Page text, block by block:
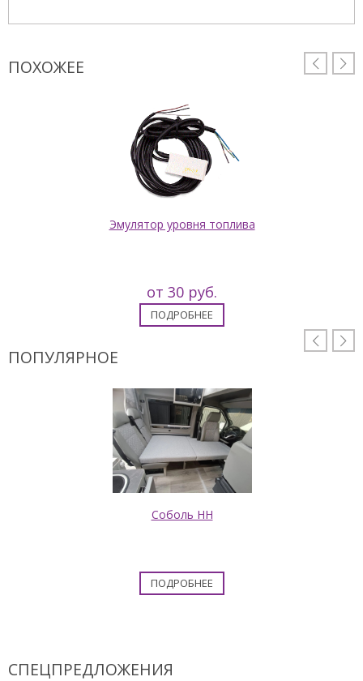
 
ПОХОЖЕЕ
Эмулятор уровня топлива
от 30 руб.
ПОДРОБНЕЕ
 
ПОПУЛЯРНОЕ
Соболь НН
ПОДРОБНЕЕ
СПЕЦПРЕДЛОЖЕНИЯ